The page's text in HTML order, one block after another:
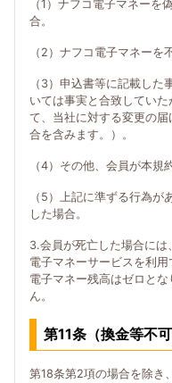
（1）ナフコ電子マネーを
合。
（2）ナフコ電子マネーを
（3）申込書等に記載し
いては事実と合致してい
て、当社に対する変更の
合を含みます。）。
（4）その他、会員が本規
（5）上記に準ずる行為
した場合。
3.会員が死亡した場合には
電子マネーサービスを利
電子マネー残高はゼロと
ん。
第11条（換金等不可
第18条第2項の場合を除き